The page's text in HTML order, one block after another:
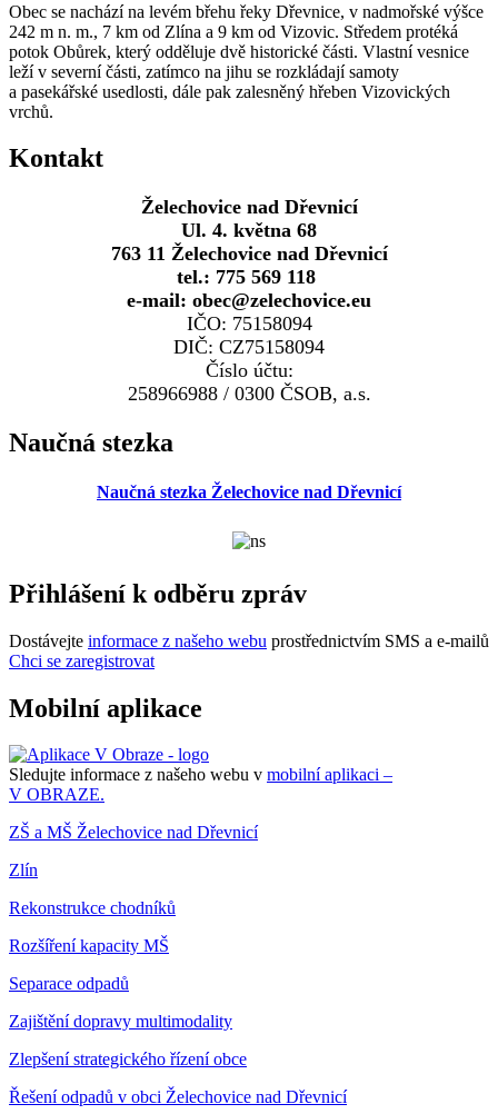
Obec se nachází na levém břehu řeky Dřevnice, v nadmořské výšce
242 m n. m., 7 km od Zlína a 9 km od Vizovic. Středem protéká
potok Obůrek, který odděluje dvě historické části. Vlastní vesnice
leží v severní části, zatímco na jihu se rozkládají samoty
a pasekářské usedlosti, dále pak zalesněný hřeben Vizovických
vrchů.
Kontakt
Želechovice nad Dřevnicí
Ul. 4. května 68
763 11 Želechovice nad Dřevnicí
tel.: 775 569 118
e-mail: obec@zelechovice.eu
IČO: 75158094
DIČ: CZ75158094
Číslo účtu:
258966988 / 0300 ČSOB, a.s.
Naučná stezka
Naučná stezka Želechovice nad Dřevnicí
Přihlášení k odběru zpráv
Dostávejte informace z našeho webu prostřednictvím SMS a e-mailů
Chci se zaregistrovat
Mobilní aplikace
Sledujte informace z našeho webu v mobilní aplikaci –
V OBRAZE.
ZŠ a MŠ Želechovice nad Dřevnicí
Zlín
Rekonstrukce chodníků
Rozšíření kapacity MŠ
Separace odpadů
Zajištění dopravy multimodality
Zlepšení strategického řízení obce
Řešení odpadů v obci Želechovice nad Dřevnicí